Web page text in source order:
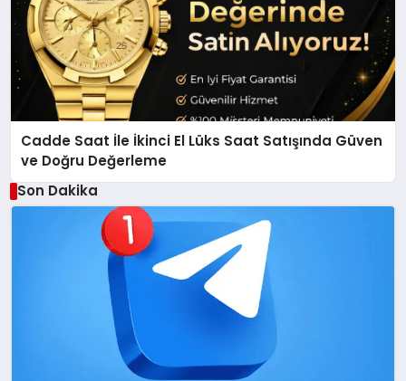
Cadde Saat İle İkinci El Lüks Saat Satışında Güven
ve Doğru Değerleme
Son Dakika